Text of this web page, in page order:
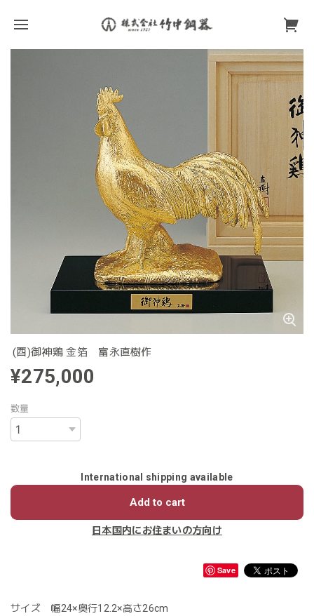
(酉)御神鶏 金箔 富永直樹作
¥275,000
数量
International shipping available
Add to cart
日本国内にお住まいの方向け
Save
サイズ 幅24×奥行12.2×高さ26cm